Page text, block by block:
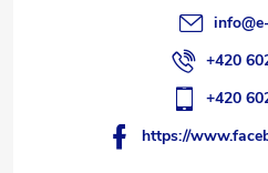
info@
+420
+420
https://